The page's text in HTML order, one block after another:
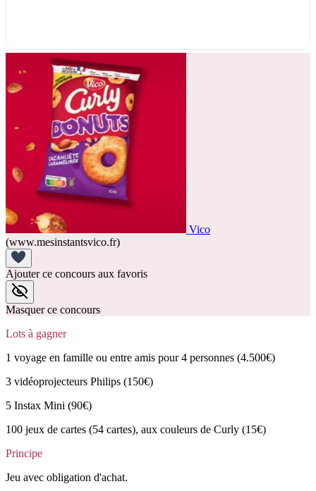
Vico
(www.mesinstantsvico.fr)
Ajouter ce concours aux favoris
Masquer ce concours
Lots à gagner
1 voyage en famille ou entre amis pour 4 personnes (4.500€)
3 vidéoprojecteurs Philips (150€)
5 Instax Mini (90€)
100 jeux de cartes (54 cartes), aux couleurs de Curly (15€)
Principe
Jeu avec obligation d'achat.